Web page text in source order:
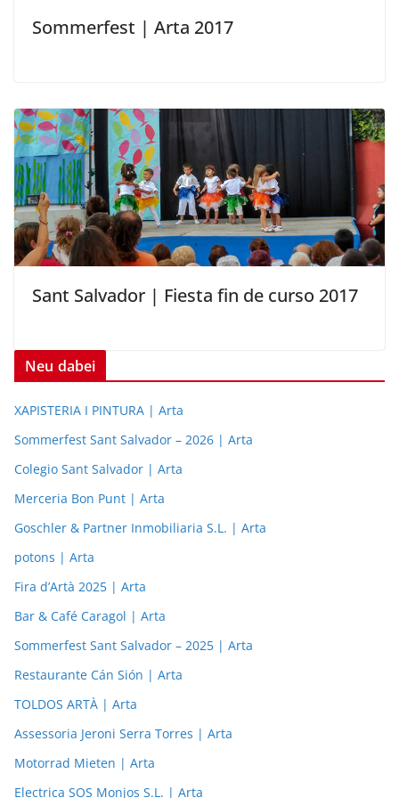
Sommerfest | Arta 2017
Sant Salvador | Fiesta fin de curso 2017
Neu dabei
XAPISTERIA I PINTURA | Arta
Sommerfest Sant Salvador – 2026 | Arta
Colegio Sant Salvador | Arta
Merceria Bon Punt | Arta
Goschler & Partner Inmobiliaria S.L. | Arta
potons | Arta
Fira d’Artà 2025 | Arta
Bar & Café Caragol | Arta
Sommerfest Sant Salvador – 2025 | Arta
Restaurante Cán Sión | Arta
TOLDOS ARTÀ | Arta
Assessoria Jeroni Serra Torres | Arta
Motorrad Mieten | Arta
Electrica SOS Monjos S.L. | Arta